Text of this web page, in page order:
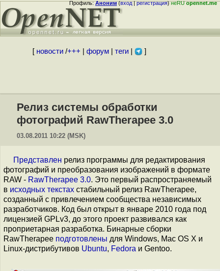
Профиль:Аноним(вход|регистрация)неRUopennet.me
[ новости/+++ форум| теги| ]
Релиз системы обработки
фотографий RawTherapee 3.0
03.08.2011 10:22 (MSK)
Представлен релиз программы для редактирования
фотографий и преобразования изображений в формате
RAW - RawTherapee 3.0. Это первый распространяемый
в исходных текстах стабильный релиз RawTherapee,
созданный с привлечением сообщества независимых
разработчиков. Код был открыт в январе 2010 года под
лицензией GPLv3, до этого проект развивался как
проприетарная разработка. Бинарные сборки
RawTherapee подготовлены для Windows, Mac OS X и
Linux-дистрибутивов Ubuntu, Fedora и Gentoo.